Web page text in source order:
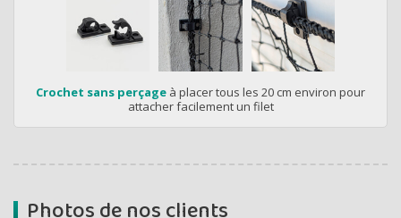
Crochet sans perçage à placer tous les 20 cm environ pour
attacher facilement un filet